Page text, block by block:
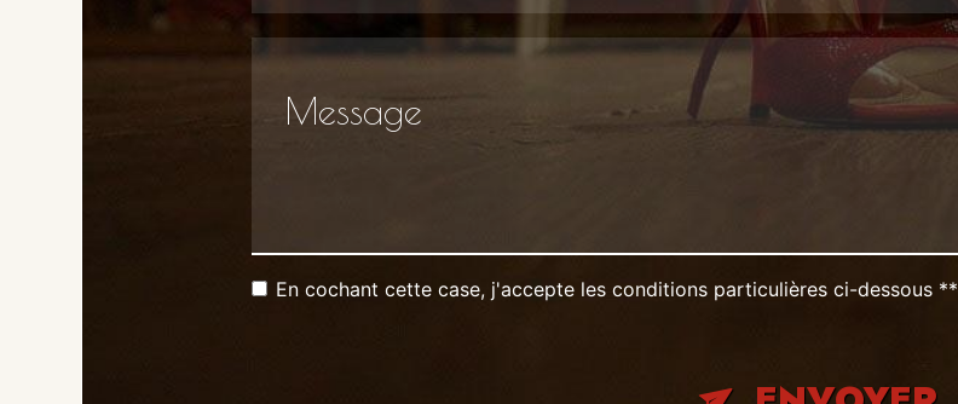
En cochant cette case, j'accepte les conditions particulières ci-dessous **